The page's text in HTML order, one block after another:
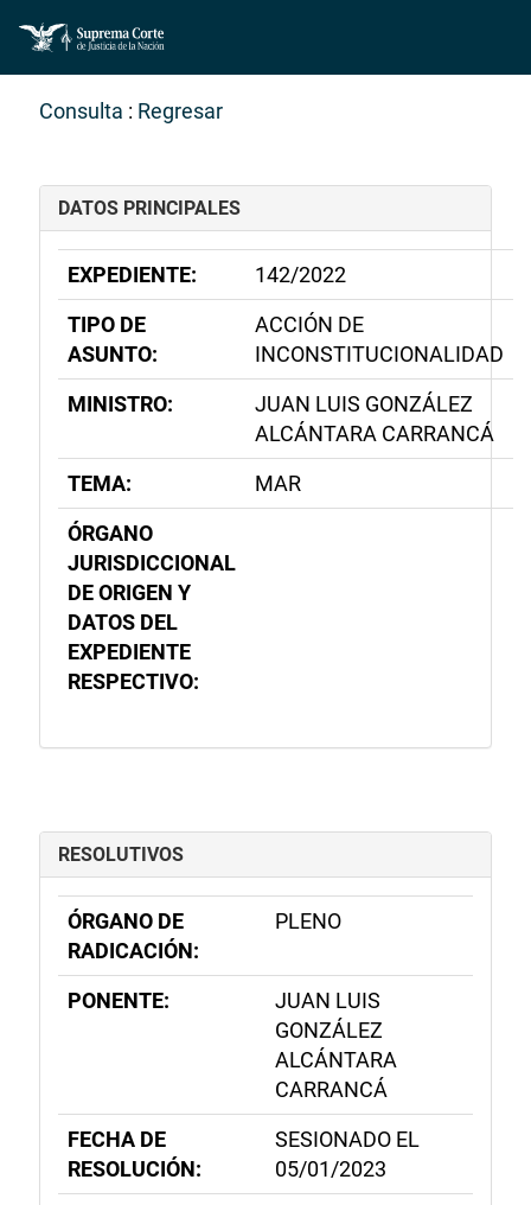
Consulta : Regresar
DATOS PRINCIPALES
EXPEDIENTE:
142/2022
TIPO DE
ASUNTO:
ACCIÓN DE
INCONSTITUCIONALIDAD
MINISTRO:
JUAN LUIS GONZÁLEZ
ALCÁNTARA CARRANCÁ
TEMA:
MAR
ÓRGANO
JURISDICCIONAL
DE ORIGEN Y
DATOS DEL
EXPEDIENTE
RESPECTIVO:
RESOLUTIVOS
ÓRGANO DE
RADICACIÓN:
PLENO
PONENTE:
JUAN LUIS
GONZÁLEZ
ALCÁNTARA
CARRANCÁ
FECHA DE
RESOLUCIÓN:
SESIONADO EL
05/01/2023